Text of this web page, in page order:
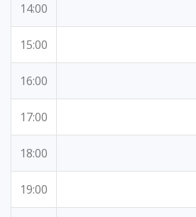
14:00
15:00
16:00
17:00
18:00
19:00